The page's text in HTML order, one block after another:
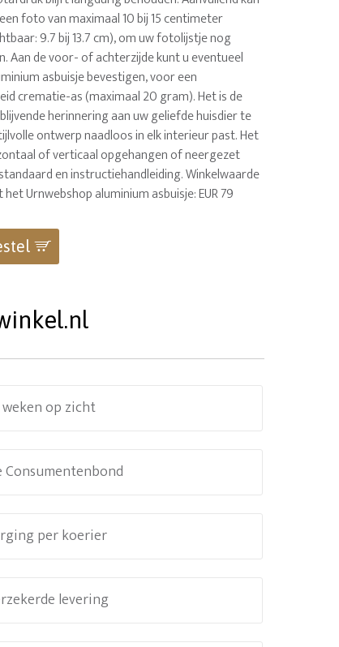
foto van maximaal 10 bij 15 centimeter
9.7 bij 13.7 cm), om uw fotolijstje nog
Aan de voor- of achterzijde kunt u eventueel
asbuisje bevestigen, voor een
crematie-as (maximaal 20 gram). Het is de
herinnering aan uw geliefde huisdier te
ontwerp naadloos in elk interieur past. Het
of verticaal opgehangen of neergezet
en instructiehandleiding. Winkelwaarde
Urnwebshop aluminium asbuisje: EUR 79
op zicht
Consumentenbond
per koerier
levering